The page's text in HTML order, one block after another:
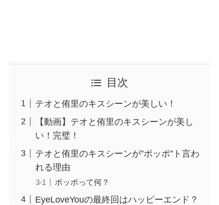
目次
テオと侑里のキスシーンが美しい！
【動画】テオと侑里のキスシーンが美し
い！完璧！
テオと侑里のキスシーンが”ポッポ”ト言わ
れる理由
ポッポって何？
EyeLoveYouの最終回はハッピーエンド？